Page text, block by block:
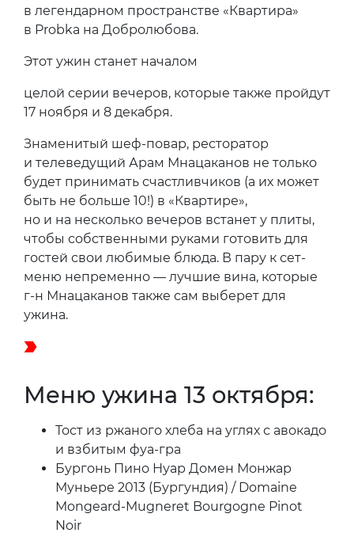
в легендарном пространстве «Квартира»
в Probka на Добролюбова.
Этот ужин станет началом
целой серии вечеров, которые также пройдут
17 ноября и 8 декабря.
Знаменитый шеф-повар, ресторатор
и телеведущий Арам Мнацаканов не только
будет принимать счастливчиков (а их может
быть не больше 10!) в «Квартире»,
но и на несколько вечеров встанет у плиты,
чтобы собственными руками готовить для
гостей свои любимые блюда. В пару к сет-
меню непременно — лучшие вина, которые
г-н Мнацаканов также сам выберет для
ужина.
Меню ужина 13 октября:
Тост из ржаного хлеба на углях с авокадо
и взбитым фуа-гра
Бургонь Пино Нуар Домен Монжар
Муньере 2013 (Бургундия) / Domaine
Mongeard-Mugneret Bourgogne Pinot
Noir